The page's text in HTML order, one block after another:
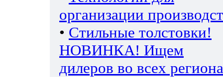
организации
• Стильные толстовки!
НОВИНКА! Ищем
дилеров во всех